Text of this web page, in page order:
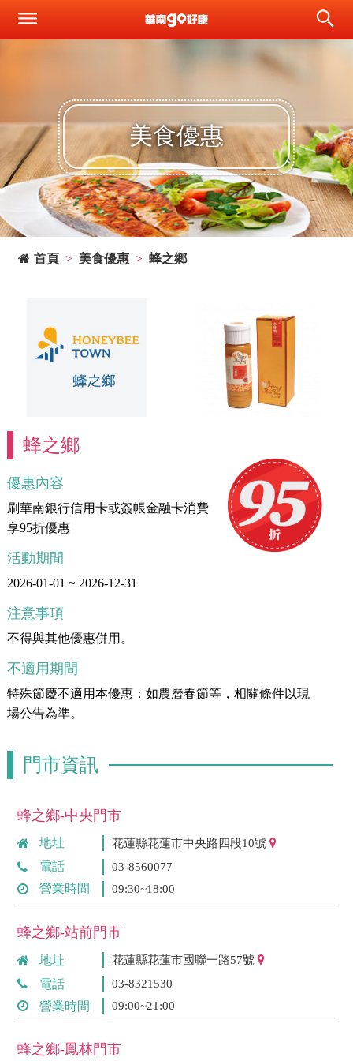
美食優惠
首頁 美食優惠 蜂之鄉
蜂之鄉
優惠內容
刷華南銀行信用卡或簽帳金融卡消費
享95折優惠
活動期間
2026-01-01 ~ 2026-12-31
注意事項
不得與其他優惠併用。
不適用期間
特殊節慶不適用本優惠：如農曆春節等，相關條件以現
場公告為準。
門市資訊
蜂之鄉-中央門市
地址 花蓮縣花蓮市中央路四段10號
電話 03-8560077
營業時間 09:30~18:00
蜂之鄉-站前門市
地址 花蓮縣花蓮市國聯一路57號
電話 03-8321530
營業時間 09:00~21:00
蜂之鄉-鳳林門市